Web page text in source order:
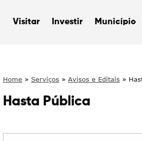
Visitar Investir Município
Home » Serviços» Avisos e Editais»
Hasta Pública